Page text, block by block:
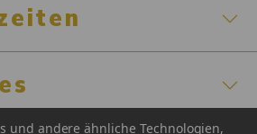
und andere ähnliche Technologien,